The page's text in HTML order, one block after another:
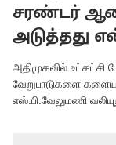
சரண்டர் ஆன
அடுத்தது
அதிமுகவில் உட்கட்சி
வேறுபாடுகளை
எஸ்.பி.வேலுமணி